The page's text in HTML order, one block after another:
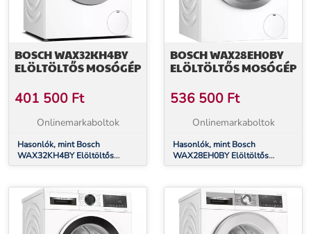
BOSCH WAX32KH4BY
ELÖLTÖLTŐS MOSÓGÉP
401 500 Ft
Onlinemarkaboltok
Hasonlók, mint Bosch
WAX32KH4BY Elöltöltős
mosógép
BOSCH WAX28EH0BY
ELÖLTÖLTŐS MOSÓGÉP
536 500 Ft
Onlinemarkaboltok
Hasonlók, mint Bosch
WAX28EH0BY Elöltöltős
mosógép